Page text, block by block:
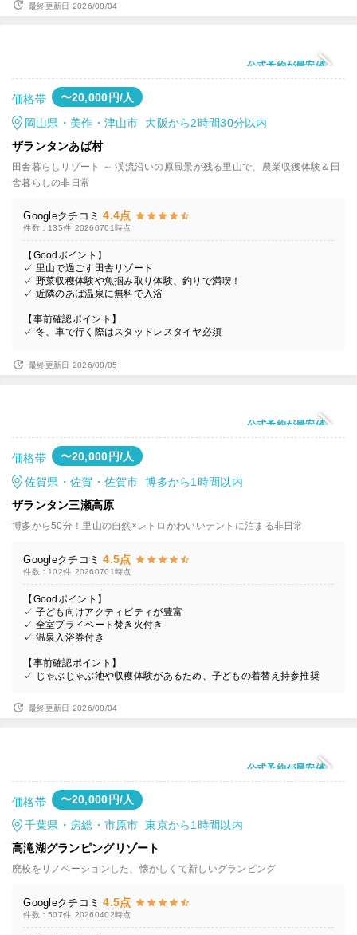
最終更新日 2026/08/04
公式予約が最安値
価格帯 〜20,000円/人
岡山県・美作・津山市 大阪から2時間30分以内
ザランタンあば村
田舎暮らしリゾート ～ 渓流沿いの原風景が残る里山で、農業収獲体験＆田
舎暮らしの非日常
Googleクチコミ 4.4点
件数：135件 20260701時点
【Goodポイント】
✓ 里山で過ごす田舎リゾート
✓ 野菜収穫体験や魚掴み取り体験、釣りで満喫！
✓ 近隣のあば温泉に無料で入浴
【事前確認ポイント】
✓ 冬、車で行く際はスタットレスタイヤ必須
最終更新日 2026/08/05
公式予約が最安値
価格帯 〜20,000円/人
佐賀県・佐賀・佐賀市 博多から1時間以内
ザランタン三瀬高原
博多から50分！里山の自然×レトロかわいいテントに泊まる非日常
Googleクチコミ 4.5点
件数：102件 20260701時点
【Goodポイント】
✓ 子ども向けアクティビティが豊富
✓ 全室プライベート焚き火付き
✓ 温泉入浴券付き
【事前確認ポイント】
✓ じゃぶじゃぶ池や収穫体験があるため、子どもの着替え持参推奨
最終更新日 2026/08/04
公式予約が最安値
価格帯 〜20,000円/人
千葉県・房総・市原市 東京から1時間以内
高滝湖グランピングリゾート
廃校をリノベーションした、懐かしくて新しいグランピング
Googleクチコミ 4.5点
件数：507件 20260402時点